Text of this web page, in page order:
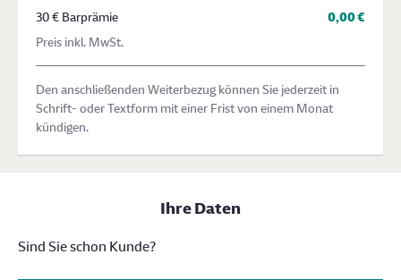
Ihre Daten
Sind Sie schon Kunde?
30 € Barprämie
0,00 €
Preis inkl. MwSt.
Den anschließenden Weiterbezug können Sie jederzeit in
Schrift- oder Textform mit einer Frist von einem Monat
kündigen.